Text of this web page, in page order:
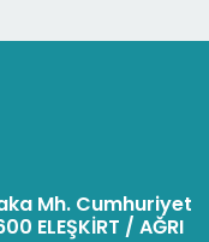
Mh. Cumhuriyet
ELEŞKİRT / AĞRI